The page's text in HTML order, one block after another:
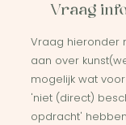
Vraag
Vraag hieronder
aan over
mogelijk wat
'niet (direct)
opdracht'